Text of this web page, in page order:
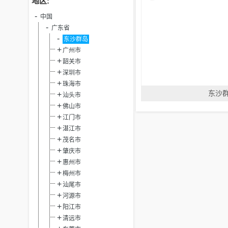
中国
广东省
东沙群岛
广州市
韶关市
深圳市
珠海市
汕头市
佛山市
江门市
湛江市
茂名市
肇庆市
惠州市
梅州市
汕尾市
河源市
阳江市
清远市
东沙